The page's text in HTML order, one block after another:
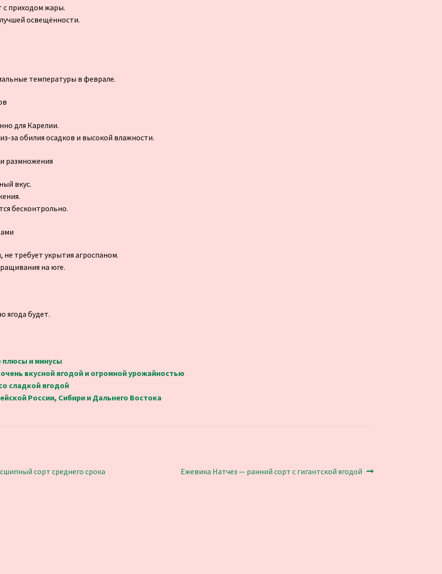
с приходом жары.
освещённости.
температуры в феврале.
для Карелии.
за обилия осадков и высокой влажности.
размножения
вкус.
бесконтрольно.
требует укрытия агроспаном.
на юге.
ягода будет.
плюсы и минусы
вкусной ягодой и огромной урожайностью
сладкой ягодой
России, Сибири и Дальнего Востока
сорт среднего срока
Следующая
Ежевика Натчез — ранний сорт с гигантской ягодой